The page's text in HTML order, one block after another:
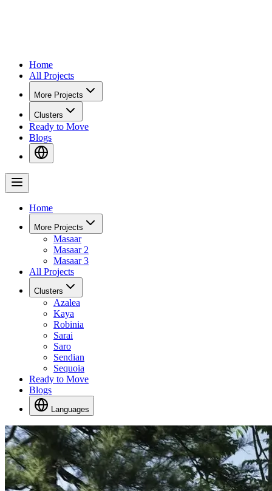
Home
All Projects
More Projects
Clusters
Ready to Move
Blogs
Home
More Projects
Masaar
Masaar 2
Masaar 3
All Projects
Clusters
Azalea
Kaya
Robinia
Sarai
Saro
Sendian
Sequoia
Ready to Move
Blogs
Languages